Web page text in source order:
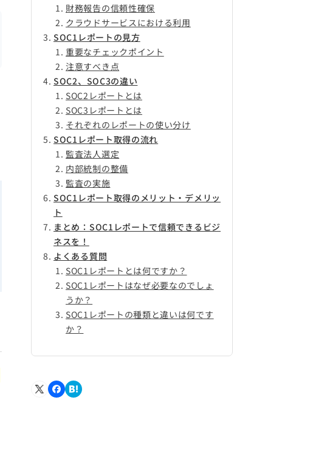
財務報告の信頼性確保
クラウドサービスにおける利用
SOC1レポートの見方
重要なチェックポイント
注意すべき点
SOC2、SOC3の違い
SOC2レポートとは
SOC3レポートとは
それぞれのレポートの使い分け
SOC1レポート取得の流れ
監査法人選定
内部統制の整備
監査の実施
SOC1レポート取得のメリット・デメリッ
ト
まとめ：SOC1レポートで信頼できるビジ
ネスを！
よくある質問
SOC1レポートとは何ですか？
SOC1レポートはなぜ必要なのでしょ
うか？
SOC1レポートの種類と違いは何です
か？